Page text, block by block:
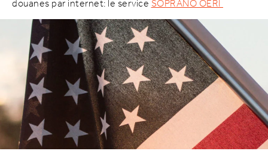
douanes par internet: le serviceSOPRANO OERI